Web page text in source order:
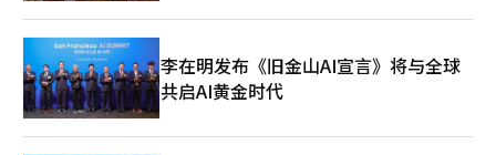
共同实践、共同评估”为基础的教育行政，以确保现场经验能够转
化为政策。 郑教育厅长尊重家长作为教育的重要伙伴，扩大沟通
渠道，并强调：“我将与首尔市、首尔市议会及各自治区紧密合
作，拓展教育与照顾、文化与福利、安全与生态自然连接的合作教
育生态系统。” 最后，他承诺“让幸福近在咫尺”。他表示将尊
重每位学生的潜能，减轻教职员工的行政负担，增加对教育的支
李在明发布《旧金山AI宣言》将与全球
共启AI黄金时代